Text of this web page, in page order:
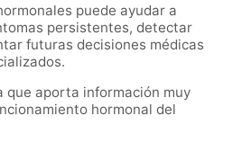
puede ayudar a
persistentes, detectar
futuras decisiones médicas
que aporta información muy
hormonal del